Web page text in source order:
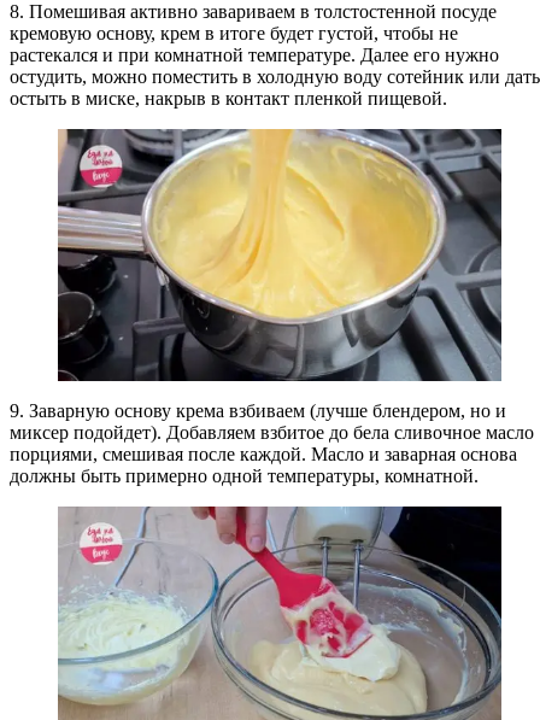
8. Помешивая активно завариваем в толстостенной посуде
кремовую основу, крем в итоге будет густой, чтобы не
растекался и при комнатной температуре. Далее его нужно
остудить, можно поместить в холодную воду сотейник или дать
остыть в миске, накрыв в контакт пленкой пищевой.
9. Заварную основу крема взбиваем (лучше блендером, но и
миксер подойдет). Добавляем взбитое до бела сливочное масло
порциями, смешивая после каждой. Масло и заварная основа
должны быть примерно одной температуры, комнатной.